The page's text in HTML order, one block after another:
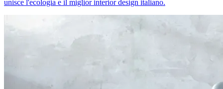
unisce l'ecologia e il miglior interior design italiano.